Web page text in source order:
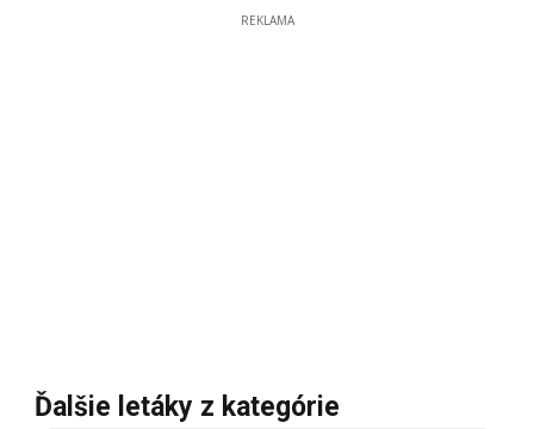
REKLAMA
Ďalšie letáky z kategórie